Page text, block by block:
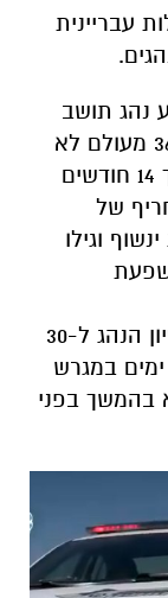
עבריינית
נהג תושב
אזור הדרום, והתברר כי הנהג בן ה-36 מעולם לא
הוציא רישיון, והוא פסול רישיון למשך 14 חודשים
חריף של
וגילו
השפעת
קצין שנכח במקום פסל שוב את רישיון הנהג ל-30
ימים ורכבו הושבת לאלתר למשך 30 ימים במגרש
בהמשך בפני